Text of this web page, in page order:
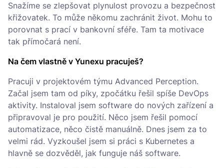
Snažíme se zlepšovat plynulost provozu a bezpečnost
křižovatek. To může někomu zachránit život. Mohu to
porovnat s prací v bankovní sféře. Tam ta motivace
tak přímočará není.
Na čem vlastně v Yunexu pracuješ?
Pracuji v projektovém týmu Advanced Perception.
Začal jsem tam od píky, zpočátku řešil spíše DevOps
aktivity. Instaloval jsem software do nových zařízení a
připravoval je pro použití. Něco jsem řešil pomocí
automatizace, něco čistě manuálně. Dnes jsem za to
velmi rád. Vyzkoušel jsem si práci s Kubernetes a
hlavně se dozvěděl, jak funguje náš software.